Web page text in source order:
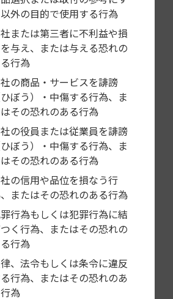
ン／ミニ コンバーチブル／ミニ ク
ー
外の目的で使用する行為
または第三者に不利益や損
与え、または与える恐れの
行為
の商品・サービスを誹謗
ひぼう）・中傷する行為、ま
その恐れのある行為
の役員または従業員を誹謗
ひぼう）・中傷する行為、ま
その恐れのある行為
の信用や品位を損なう行
またはその恐れのある行為
行為もしくは犯罪行為に結
く行為、またはその恐れの
行為
、法令もしくは条令に違反
行為、またはその恐れのあ
為